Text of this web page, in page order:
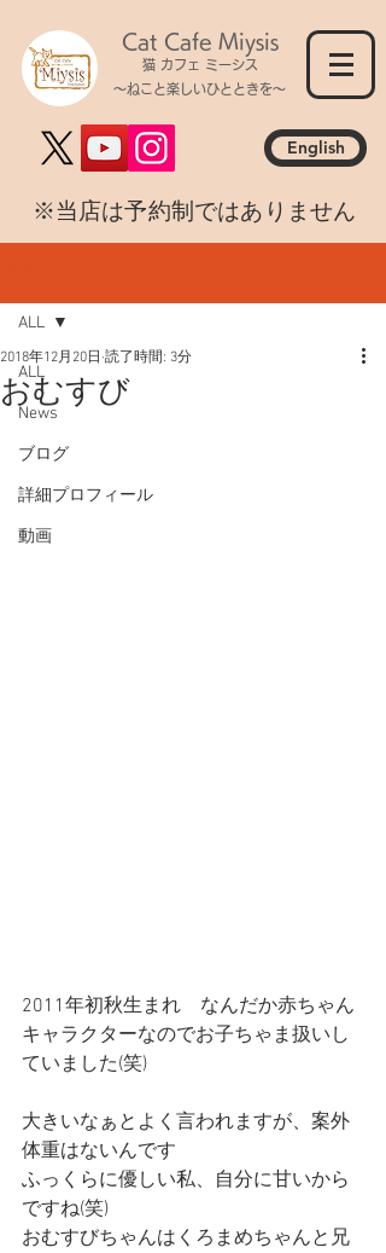
Cat Cafe Miysis
猫 カフェ ミーシス
～ねこと楽しいひとときを～
English
​※当店は予約制ではありません
ALL
News
ブログ
詳細プロフィール
動画
ALL
おむすび
2018年12月20日 読了時間: 3分
2011年初秋生まれ　なんだか赤ちゃん
キャラクターなのでお子ちゃま扱いし
ていました(笑)
大きいなぁとよく言われますが、案外
体重はないんです
ふっくらに優しい私、自分に甘いから
ですね(笑)
おむすびちゃんはくろまめちゃんと兄